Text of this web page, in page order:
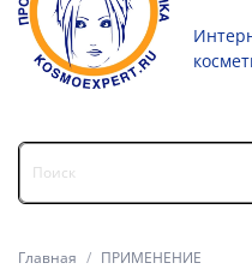
Главная ПРИМЕНЕНИЕ